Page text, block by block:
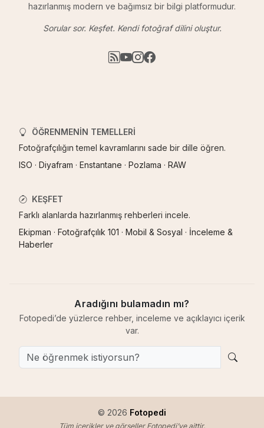
hazırlanmış modern ve bağımsız bir bilgi platformudur.
Sorular sor. Keşfet. Kendi fotoğraf dilini oluştur.
ÖĞRENMENIN TEMELLERI
Fotoğrafçılığın temel kavramlarını sade bir dille öğren.
ISO · Diyafram · Enstantane · Pozlama · RAW
KEŞFET
Farklı alanlarda hazırlanmış rehberleri incele.
Ekipman · Fotoğrafçılık 101 · Mobil & Sosyal · İnceleme &
Haberler
Aradığını bulamadın mı?
Fotopedi’de yüzlerce rehber, inceleme ve açıklayıcı içerik
var.
© 2026 Fotopedi
Tüm içerikler ve görseller Fotopedi’ye aittir.